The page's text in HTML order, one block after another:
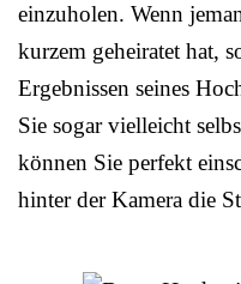
einzuholen. Wenn
kurzem geheiratet hat,
Ergebnissen seines
Sie sogar vielleicht
können Sie perfekt
hinter der Kamera die